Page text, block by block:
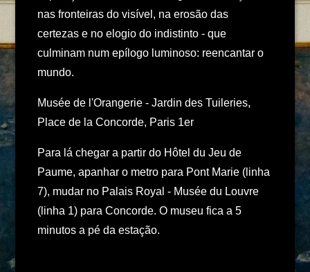
nas fronteiras do visível, na erosão das
certezas e no elogio do indistinto - que
culminam num epílogo luminoso: reencantar o
mundo.
Musée de l'Orangerie - Jardin des Tuileries,
Place de la Concorde, Paris 1er
Para lá chegar a partir do Hôtel du Jeu de
Paume, apanhar o metro para Pont Marie (linha
7), mudar no Palais Royal - Musée du Louvre
(linha 1) para Concorde. O museu fica a 5
minutos a pé da estação.